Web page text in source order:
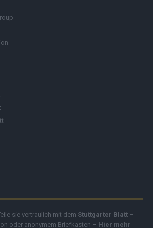
sie vertraulich mit dem Stuttgarter Blatt –
oder anonymem Briefkasten – Hier mehr